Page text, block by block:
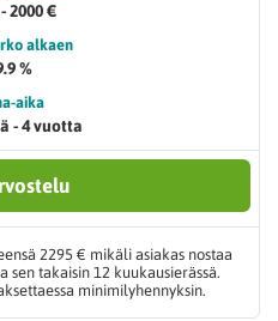
2000 €
alkaen
%
aika
- 4 vuotta
2295 € mikäli asiakas nostaa
takaisin 12 kuukausierässä.
minimilyhennyksin.